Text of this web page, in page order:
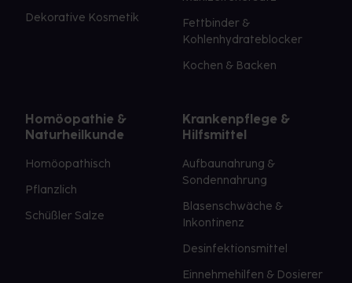
Dekorative Kosmetik
Fettbinder &
Kohlenhydrateblocker
Kochen & Backen
Homöopathie &
Naturheilkunde
Homöopathisch
Pflanzlich
Schüßler Salze
Krankenpflege &
Hilfsmittel
Aufbaunahrung &
Sondennahrung
Blasenschwäche &
Inkontinenz
Desinfektionsmittel
Einnehmehilfen & Dosierer